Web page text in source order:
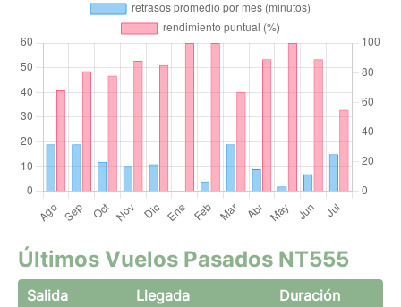
Últimos Vuelos Pasados NT555
Salida Llegada
Duración